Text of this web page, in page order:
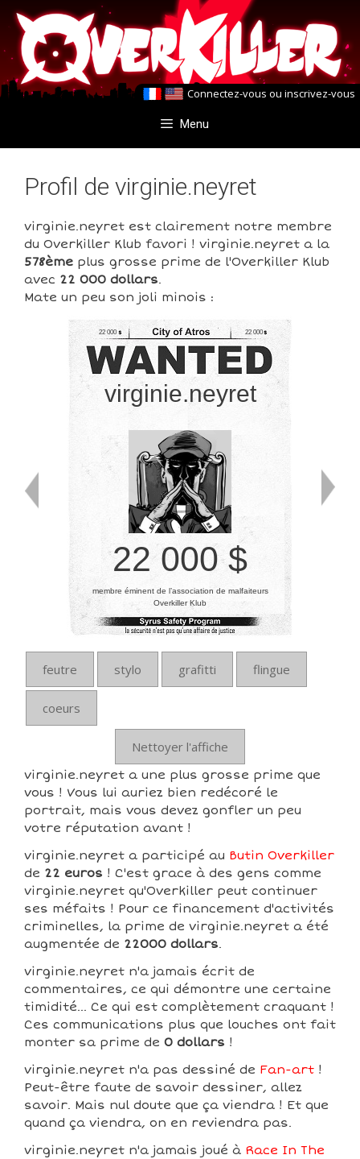
Aller
au
contenu
Aller
au
contenu
Connectez-vous ou inscrivez-vous
Menu
Profil de virginie.neyret
virginie.neyret est clairement notre membre
du Overkiller Klub favori ! virginie.neyret a la
578ème plus grosse prime de l'Overkiller Klub
avec 22 000 dollars.
Mate un peu son joli minois :
22 000
virginie.neyret
22 000
22 000 $
membre éminent de l’association de malfaiteurs
Overkiller Klub
feutre stylo grafitti flingue
coeurs
Nettoyer l'affiche
virginie.neyret a une plus grosse prime que
vous ! Vous lui auriez bien redécoré le
portrait, mais vous devez gonfler un peu
votre réputation avant !
virginie.neyret a participé au Butin Overkiller
de 22 euros ! C'est grace à des gens comme
virginie.neyret qu'Overkiller peut continuer
ses méfaits ! Pour ce financement d'activités
criminelles, la prime de virginie.neyret a été
augmentée de 22000 dollars.
virginie.neyret n'a jamais écrit de
commentaires, ce qui démontre une certaine
timidité... Ce qui est complètement craquant !
Ces communications plus que louches ont fait
monter sa prime de 0 dollars !
virginie.neyret n'a pas dessiné de Fan-art !
Peut-être faute de savoir dessiner, allez
savoir. Mais nul doute que ça viendra ! Et que
quand ça viendra, on en reviendra pas.
virginie.neyret n'a jamais joué à Race In The